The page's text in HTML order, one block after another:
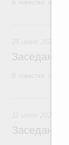
В повестке: